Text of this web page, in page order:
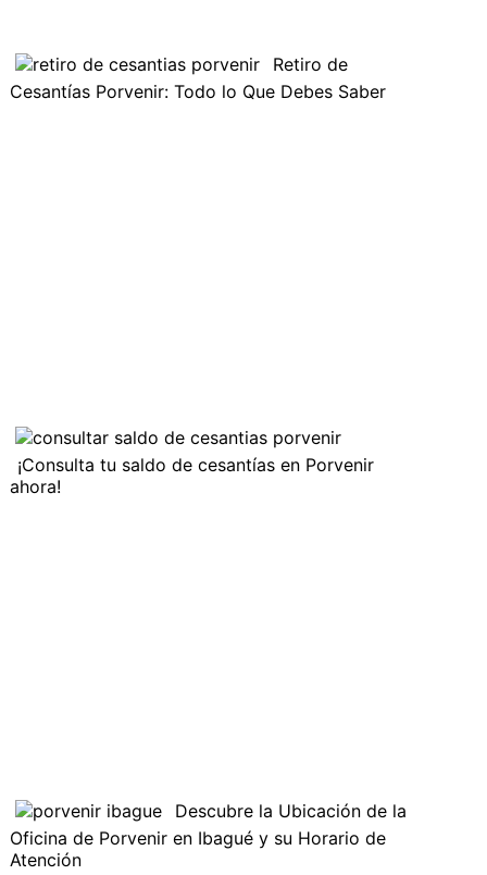
Retiro de
Cesantías Porvenir: Todo lo Que Debes Saber
¡Consulta tu saldo de cesantías en Porvenir
ahora!
Descubre la Ubicación de la
Oficina de Porvenir en Ibagué y su Horario de
Atención